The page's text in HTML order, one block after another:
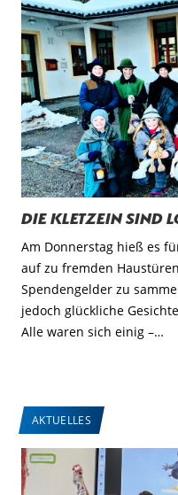
Die Kletzein sind
Am Donnerstag hieß es
auf zu fremden
Spendengelder zu
jedoch glückliche
Alle waren sich einig –…
AKTUELLES